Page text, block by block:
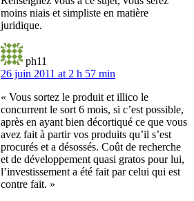
moins niais et simpliste en matière
juridique.
ph11
26 juin 2011 at 2 h 57 min
« Vous sortez le produit et illico le
concurrent le sort 6 mois, si c’est possible,
après en ayant bien décortiqué ce que vous
avez fait à partir vos produits qu’il s’est
procurés et a désossés. Coût de recherche
et de développement quasi gratos pour lui,
l’investissement a été fait par celui qui est
contre fait. »